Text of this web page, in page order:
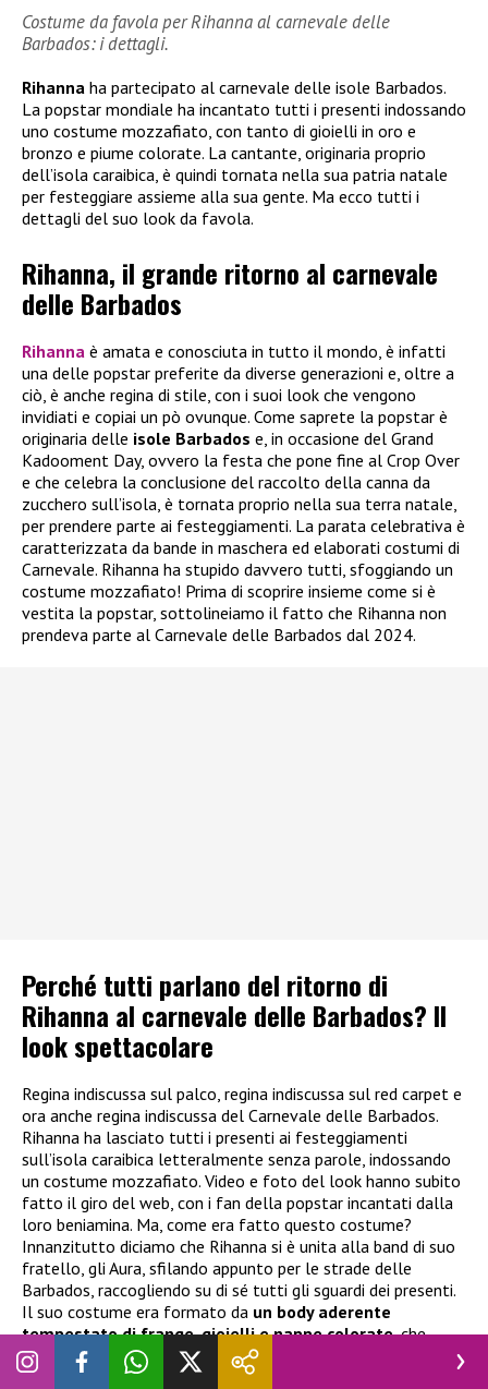
Costume da favola per Rihanna al carnevale delle
Barbados: i dettagli.
Rihanna ha partecipato al carnevale delle isole Barbados.
La popstar mondiale ha incantato tutti i presenti indossando
uno costume mozzafiato, con tanto di gioielli in oro e
bronzo e piume colorate. La cantante, originaria proprio
dell’isola caraibica, è quindi tornata nella sua patria natale
per festeggiare assieme alla sua gente. Ma ecco tutti i
dettagli del suo look da favola.
Rihanna, il grande ritorno al carnevale
delle Barbados
Rihanna è amata e conosciuta in tutto il mondo, è infatti
una delle popstar preferite da diverse generazioni e, oltre a
ciò, è anche regina di stile, con i suoi look che vengono
invidiati e copiai un pò ovunque. Come saprete la popstar è
originaria delle isole Barbados e, in occasione del Grand
Kadooment Day, ovvero la festa che pone fine al Crop Over
e che celebra la conclusione del raccolto della canna da
zucchero sull’isola, è tornata proprio nella sua terra natale,
per prendere parte ai festeggiamenti. La parata celebrativa è
caratterizzata da bande in maschera ed elaborati costumi di
Carnevale. Rihanna ha stupido davvero tutti, sfoggiando un
costume mozzafiato! Prima di scoprire insieme come si è
vestita la popstar, sottolineiamo il fatto che Rihanna non
prendeva parte al Carnevale delle Barbados dal 2024.
Perché tutti parlano del ritorno di
Rihanna al carnevale delle Barbados? Il
look spettacolare
Regina indiscussa sul palco, regina indiscussa sul red carpet e
ora anche regina indiscussa del Carnevale delle Barbados.
Rihanna ha lasciato tutti i presenti ai festeggiamenti
sull’isola caraibica letteralmente senza parole, indossando
un costume mozzafiato. Video e foto del look hanno subito
fatto il giro del web, con i fan della popstar incantati dalla
loro beniamina. Ma, come era fatto questo costume?
Innanzitutto diciamo che Rihanna si è unita alla band di suo
fratello, gli Aura, sfilando appunto per le strade delle
Barbados, raccogliendo su di sé tutti gli sguardi dei presenti.
Il suo costume era formato da un body aderente
tempestato di frange, gioielli e nappe colorate, che
lasciava intravedere la pelle. A rendere l’abito ancora più
spettacolare, un imponente copricapo ricoperto di brillantini